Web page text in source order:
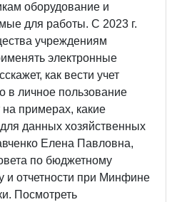
оборудование и
для работы. С 2023 г.
учреждениям
электронные
как вести учет
в личное пользование
примерах, какие
данных хозяйственных
Елена Павловна,
по бюджетному
и отчетности при Минфине
Посмотреть